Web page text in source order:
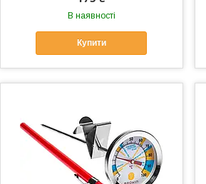
В наявності
Купити